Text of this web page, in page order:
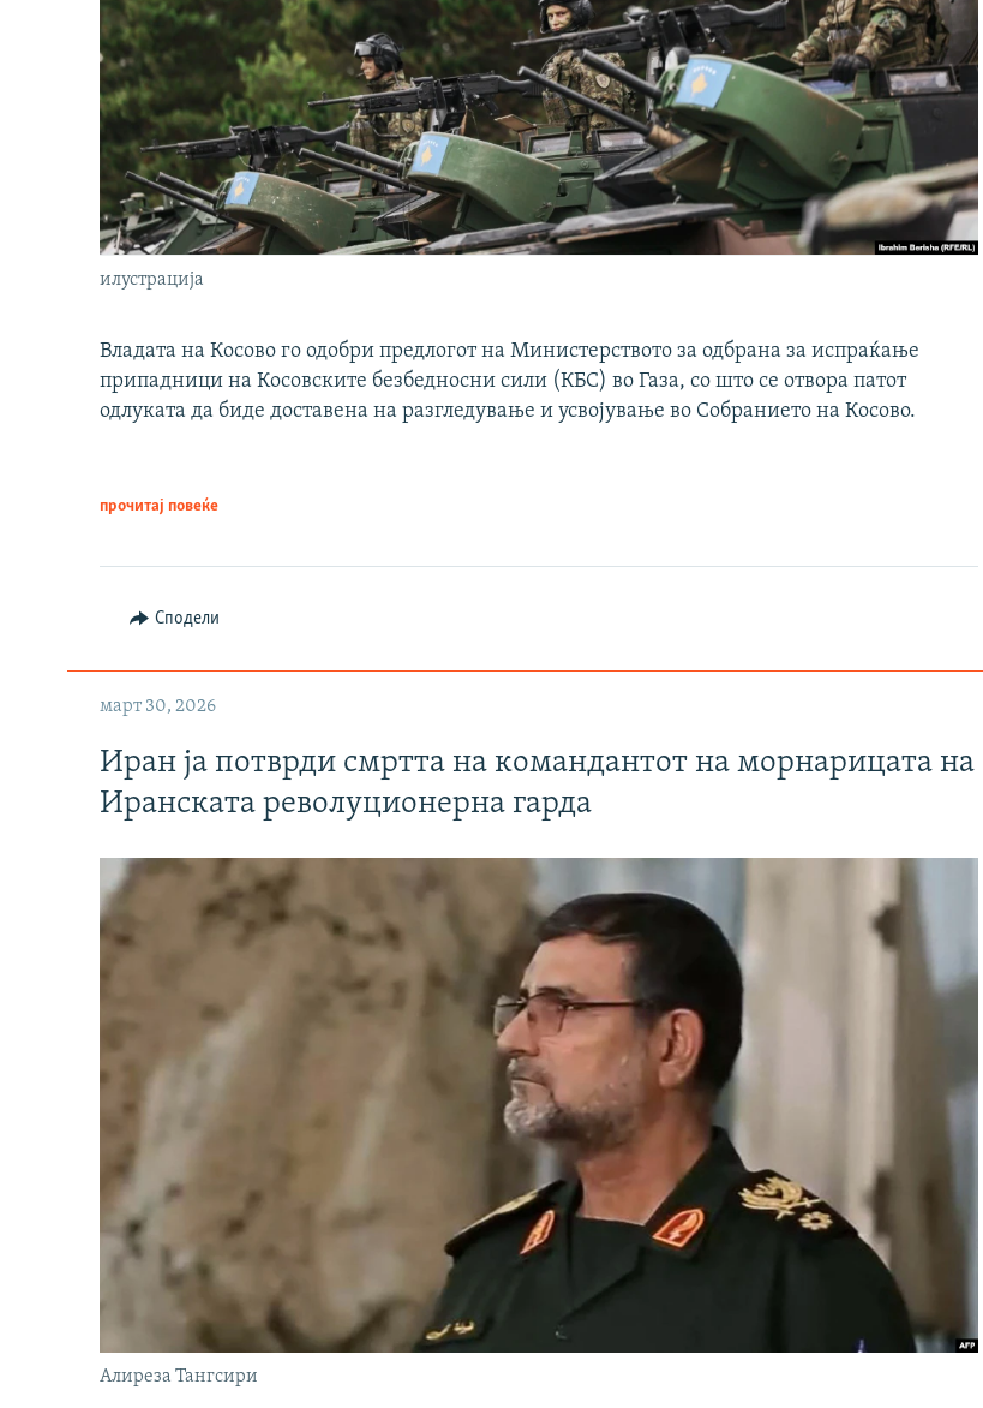
илустрација
Владата на Косово го одобри предлогот на Министерството за одбрана за испраќање
припадници на Косовските безбедносни сили (КБС) во Газа, со што се отвора патот
одлуката да биде доставена на разгледување и усвојување во Собранието на Косово.
прочитај повеќе
Сподели
март 30, 2026
Иран ја потврди смртта на командантот на морнарицата на
Иранската револуционерна гарда
Алиреза Тангсири